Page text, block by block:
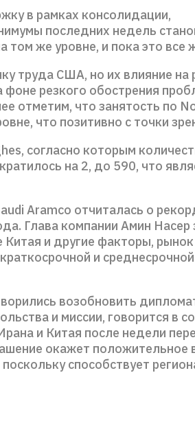
в рамках консолидации,
последних недель
же уровне, и пока это все
труда США, но их влияние на
резкого обострения
отметим, что занятость по
что позитивно с точки
согласно которым
на 2, до 590, что
Aramco отчиталась о
Глава компании Амин Насер
Китая и другие факторы,
и среднесрочной
возобновить
и миссии, говорится в
и Китая после недели
окажет положительное
способствует